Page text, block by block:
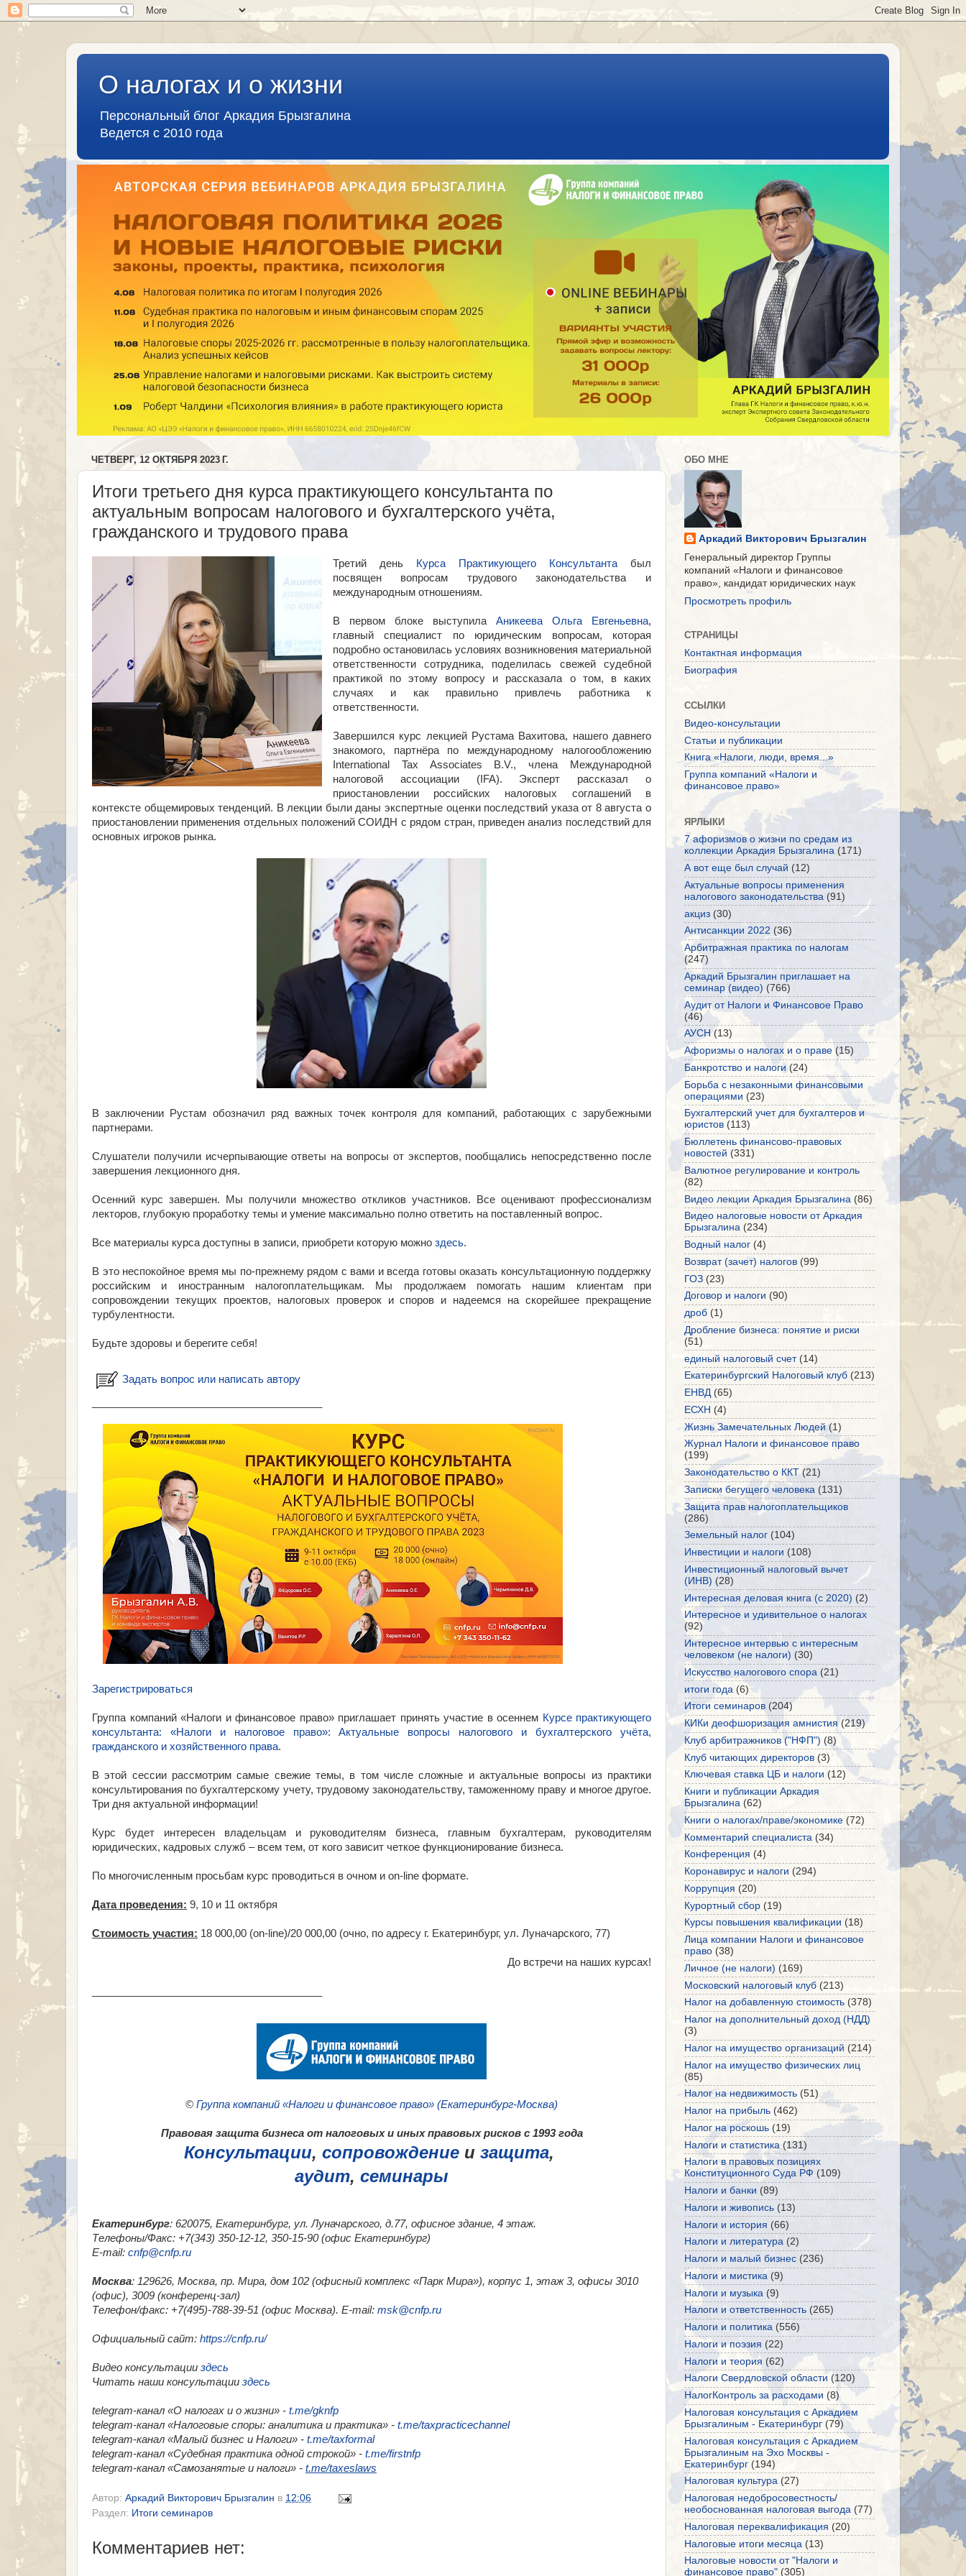
О налогах и о жизни
Персональный блог Аркадия Брызгалина
Ведется с 2010 года
ЧЕТВЕРГ, 12 ОКТЯБРЯ 2023 Г.
Итоги третьего дня курса практикующего консультанта по
актуальным вопросам налогового и бухгалтерского учёта,
гражданского и трудового права
Третий день Курса Практикующего Консультантабыл
посвящен вопросам трудового законодательства и
международным отношениям.
В первом блоке выступила Аникеева Ольга Евгеньевна,
главный специалист по юридическим вопросам, которая
подробно остановилась условиях возникновения материальной
ответственности сотрудника, поделилась свежей судебной
практикой по этому вопросу и рассказала о том, в каких
случаях и как правильно привлечь работника к
ответственности.
Завершился курс лекцией Рустама Вахитова, нашего давнего
знакомого, партнёра по международному налогообложению
International Tax Associates B.V., члена Международной
налоговой ассоциации (IFA). Эксперт рассказал о
приостановлении российских налоговых соглашений в
контексте общемировых тенденций. В лекции были даны экспертные оценки последствий указа от 8 августа о
приостановлении применения отдельных положений СОИДН с рядом стран, приведен анализ последствий для
основных игроков рынка.
В заключении Рустам обозначил ряд важных точек контроля для компаний, работающих с зарубежными
партнерами.
Слушатели получили исчерпывающие ответы на вопросы от экспертов, пообщались непосредственно после
завершения лекционного дня.
Осенний курс завершен. Мы получили множество откликов участников. Все оценивают профессионализм
лекторов, глубокую проработку темы и умение максимально полно ответить на поставленный вопрос.
Все материалы курса доступны в записи, приобрети которую можно здесь.
В это неспокойное время мы по-прежнему рядом с вами и всегда готовы оказать консультационную поддержку
российским и иностранным налогоплательщикам. Мы продолжаем помогать нашим клиентам при
сопровождении текущих проектов, налоговых проверок и споров и надеемся на скорейшее прекращение
турбулентности.
Будьте здоровы и берегите себя!
Задать вопрос или написать автору
Зарегистрироваться
Группа компаний «Налоги и финансовое право» приглашает принять участие в осеннем Курсе практикующего
консультанта: «Налоги и налоговое право»: Актуальные вопросы налогового и бухгалтерского учёта,
гражданского и хозяйственного права.
В этой сессии рассмотрим самые свежие темы, в том числе сложные и актуальные вопросы из практики
консультирования по бухгалтерскому учету, трудовому законодательству, таможенному праву и многое другое.
Три дня актуальной информации!
Курс будет интересен владельцам и руководителям бизнеса, главным бухгалтерам, руководителям
юридических, кадровых служб – всем тем, от кого зависит четкое функционирование бизнеса.
По многочисленным просьбам курс проводиться в очном и on-line формате.
Дата проведения: 9, 10 и 11 октября
Стоимость участия: 18 000,00 (on-line)/20 000,00 (очно, по адресу г. Екатеринбург, ул. Луначарского, 77)
До встречи на наших курсах!
© Группа компаний «Налоги и финансовое право» (Екатеринбург-Москва)
Правовая защита бизнеса от налоговых и иных правовых рисков с 1993 года
Консультации, сопровождение и защита,
аудит, семинары
Екатеринбург: 620075, Екатеринбург, ул. Луначарского, д.77, офисное здание, 4 этаж.
Телефоны/Факс: +7(343) 350-12-12, 350-15-90 (офис Екатеринбург)
E-mail: cnfp@cnfp.ru
Москва: 129626, Москва, пр. Мира, дом 102 (офисный комплекс «Парк Мира»), корпус 1, этаж 3, офисы 3010
(офис), 3009 (конференц-зал)
Телефон/факс: +7(495)-788-39-51 (офис Москва). E-mail: msk@cnfp.ru
Официальный сайт: https://cnfp.ru/
Видео консультации здесь
Читать наши консультации здесь
telegram-канал «О налогах и о жизни» - t.me/gknfp
telegram-канал «Налоговые споры: аналитика и практика» - t.me/taxpracticechannel
telegram-канал «Малый бизнес и Налоги» - t.me/taxformal
telegram-канал «​Судебная практика одной строкой» - t.me/firstnfp
telegram-канал «​Самозанятые и налоги» - t.me/taxeslaws
Автор: Аркадий Викторович Брызгалин в 12:06
Раздел: Итоги семинаров
Комментариев нет:
ОБО МНЕ
Аркадий Викторович Брызгалин
Генеральный директор Группы
компаний «Налоги и финансовое
право», кандидат юридических наук
Просмотреть профиль
СТРАНИЦЫ
Контактная информация
Биография
ССЫЛКИ
Видео-консультации
Статьи и публикации
Книга «Налоги, люди, время...»
Группа компаний «Налоги и
финансовое право»
ЯРЛЫКИ
7 афоризмов о жизни по средам из
коллекции Аркадия Брызгалина (171)
А вот еще был случай (12)
Актуальные вопросы применения
налогового законодательства (91)
акциз (30)
Антисанкции 2022 (36)
Арбитражная практика по налогам
(247)
Аркадий Брызгалин приглашает на
семинар (видео) (766)
Аудит от Налоги и Финансовое Право
(46)
АУСН (13)
Афоризмы о налогах и о праве (15)
Банкротство и налоги (24)
Борьба с незаконными финансовыми
операциями (23)
Бухгалтерский учет для бухгалтеров и
юристов (113)
Бюллетень финансово-правовых
новостей (331)
Валютное регулирование и контроль
(82)
Видео лекции Аркадия Брызгалина (86)
Видео налоговые новости от Аркадия
Брызгалина (234)
Водный налог (4)
Возврат (зачет) налогов (99)
ГОЗ (23)
Договор и налоги (90)
дроб (1)
Дробление бизнеса: понятие и риски
(51)
единый налоговый счет (14)
Екатеринбургский Налоговый клуб (213)
ЕНВД (65)
ЕСХН (4)
Жизнь Замечательных Людей (1)
Журнал Налоги и финансовое право
(199)
Законодательство о ККТ (21)
Записки бегущего человека (131)
Защита прав налогоплательщиков
(286)
Земельный налог (104)
Инвестиции и налоги (108)
Инвестиционный налоговый вычет
(ИНВ) (28)
Интересная деловая книга (с 2020) (2)
Интересное и удивительное о налогах
(92)
Интересное интервью с интересным
человеком (не налоги) (30)
Искусство налогового спора (21)
итоги года (6)
Итоги семинаров (204)
КИКи деофшоризация амнистия (219)
Клуб арбитражников ("НФП") (8)
Клуб читающих директоров (3)
Ключевая ставка ЦБ и налоги (12)
Книги и публикации Аркадия
Брызгалина (62)
Книги о налогах/праве/экономике (72)
Комментарий специалиста (34)
Конференция (4)
Коронавирус и налоги (294)
Коррупция (20)
Курортный сбор (19)
Курсы повышения квалификации (18)
Лица компании Налоги и финансовое
право (38)
Личное (не налоги) (169)
Московский налоговый клуб (213)
Налог на добавленную стоимость (378)
Налог на дополнительный доход (НДД)
(3)
Налог на имущество организаций (214)
Налог на имущество физических лиц
(85)
Налог на недвижимость (51)
Налог на прибыль (462)
Налог на роскошь (19)
Налоги и статистика (131)
Налоги в правовых позициях
Конституционного Суда РФ (109)
Налоги и банки (89)
Налоги и живопись (13)
Налоги и история (66)
Налоги и литература (2)
Налоги и малый бизнес (236)
Налоги и мистика (9)
Налоги и музыка (9)
Налоги и ответственность (265)
Налоги и политика (556)
Налоги и поэзия (22)
Налоги и теория (62)
Налоги Свердловской области (120)
НалогКонтроль за расходами (8)
Налоговая консультация с Аркадием
Брызгалиным - Екатеринбург (79)
Налоговая консультация с Аркадием
Брызгалиным на Эхо Москвы -
Екатеринбург (194)
Налоговая культура (27)
Налоговая недобросовестность/
необоснованная налоговая выгода (77)
Налоговая переквалификация (20)
Налоговые итоги месяца (13)
Налоговые новости от "Налоги и
финансовое право" (305)